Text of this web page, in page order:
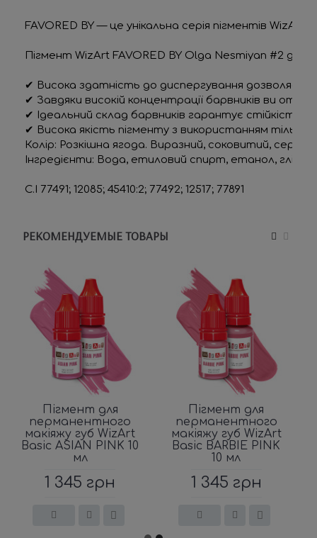
FAVORED BY — це унікальна серія пігментів
Пігмент WizArt FAVORED BY Olga Nesmiyan #2 для
✔ Висока здатність до диспергування дозволяє
✔ Завдяки високій концентрації барвників ви
✔ Ідеальний склад барвників гарантує стійкість
✔ Висока якість пігменту з використанням
Колір: Розкішна ягода. Виразний, соковитий,
Інгредієнти: Вода, етиловий спирт, етанол,
C.I 77491; 12085; 45410:2; 77492; 12517; 77891
РЕКОМЕНДУЕМЫЕ ТОВАРЫ
Пігмент для
перманентного
макіяжу губ WizArt
Basic ASIAN PINK 10
мл
1 345 грн
Пігмент для
перманентного
макіяжу губ WizArt
Basic BARBIE PINK
10 мл
1 345 грн